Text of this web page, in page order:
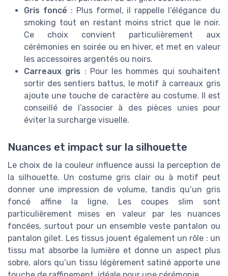
Gris foncé : Plus formel, il rappelle l’élégance du
smoking tout en restant moins strict que le noir.
Ce choix convient particulièrement aux
cérémonies en soirée ou en hiver, et met en valeur
les accessoires argentés ou noirs.
Carreaux gris : Pour les hommes qui souhaitent
sortir des sentiers battus, le motif à carreaux gris
ajoute une touche de caractère au costume. Il est
conseillé de l’associer à des pièces unies pour
éviter la surcharge visuelle.
Nuances et impact sur la silhouette
Le choix de la couleur influence aussi la perception de
la silhouette. Un costume gris clair ou à motif peut
donner une impression de volume, tandis qu’un gris
foncé affine la ligne. Les coupes slim sont
particulièrement mises en valeur par les nuances
foncées, surtout pour un ensemble veste pantalon ou
pantalon gilet. Les tissus jouent également un rôle : un
tissu mat absorbe la lumière et donne un aspect plus
sobre, alors qu’un tissu légèrement satiné apporte une